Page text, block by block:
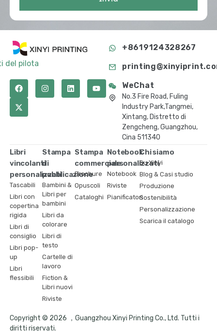
del pilota
+8619124328267
WeChat
No.3 Fire Road, Fuling
Industry Park,Tangmei,
Xintang, Distretto di
Zengcheng, Guangzhou,
Cina 511340
Libri
vincolanti
personalizzati
Tascabili
Libri con
copertina
rigida
Libri di
consiglio
Libri pop-
up
Libri
flessibili
Stampa
di
pubblicazione
Bambini &
Libri per
bambini
Libri da
colorare
Libri di
testo
Cartelle di
lavoro
Fiction &
Libri nuovi
Riviste
Stampa
commerciale
Brochure
Opuscoli
Cataloghi
Notebook
personalizzati
Notebook
Riviste
Pianificatori
Chi siamo
Su Xinyi
Blog & Casi studio
Produzione
Sostenibilità
Personalizzazione
Scarica il catalogo
Copyright © 2026 ，Guangzhou Xinyi Printing Co., Ltd. Tutti i
diritti riservati.